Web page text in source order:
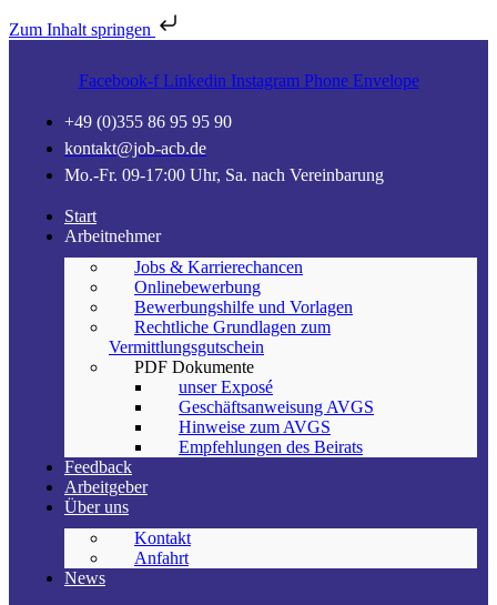
Zum Inhalt springen
Facebook-f Linkedin Instagram Phone Envelope
+49 (0)355 86 95 95 90
kontakt@job-acb.de
Mo.-Fr. 09-17:00 Uhr, Sa. nach Vereinbarung
Start
Arbeitnehmer
Jobs & Karrierechancen
Onlinebewerbung
Bewerbungshilfe und Vorlagen
Rechtliche Grundlagen zum
Vermittlungsgutschein
PDF Dokumente
unser Exposé
Geschäftsanweisung AVGS
Hinweise zum AVGS
Empfehlungen des Beirats
Feedback
Arbeitgeber
Über uns
Kontakt
Anfahrt
News